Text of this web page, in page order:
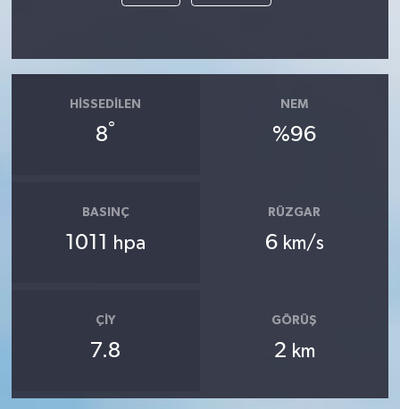
HISSEDILEN
8°
NEM
%96
BASINÇ
1011 hpa
RÜZGAR
6 km/s
ÇIY
7.8
GÖRÜŞ
2 km